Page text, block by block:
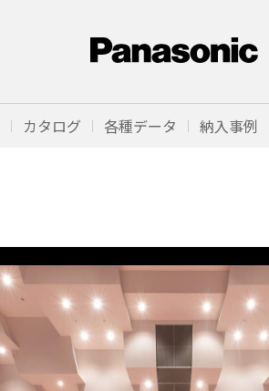
カタログ 各種データ 納入事例